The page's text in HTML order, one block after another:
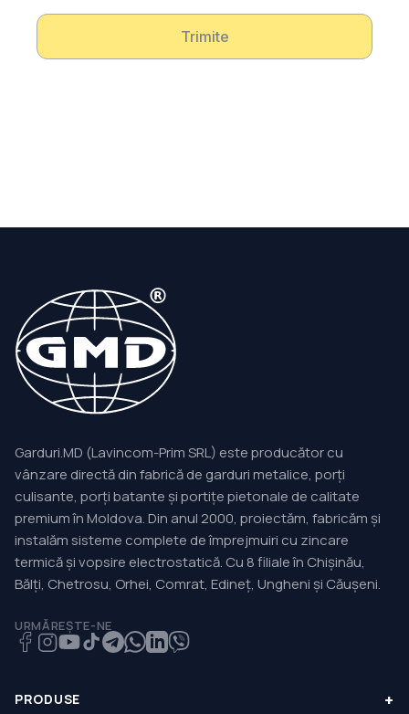
Trimite
Garduri.MD (Lavincom-Prim SRL) este producător cu
vânzare directă din fabrică de garduri metalice, porți
culisante, porți batante și portițe pietonale de calitate
premium în Moldova. Din anul 2000, proiectăm, fabricăm și
instalăm sisteme complete de împrejmuiri cu zincare
termică și vopsire electrostatică. Cu 8 filiale în Chișinău,
Bălți, Chetrosu, Orhei, Comrat, Edineț, Ungheni și Căușeni.
URMĂREȘTE-NE
PRODUSE +